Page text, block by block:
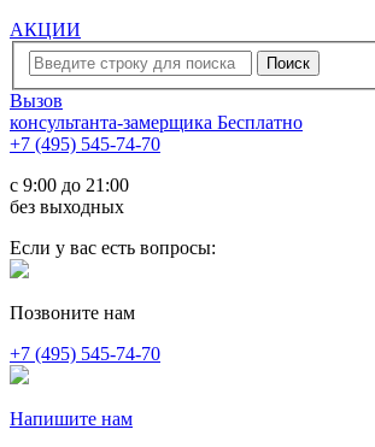
АКЦИИ
Вызов
консультанта-замерщика Бесплатно
+7 (495) 545-74-70
c 9:00 до 21:00
без выходных
Если у вас есть вопросы:
Позвоните нам
+7 (495) 545-74-70
Напишите нам